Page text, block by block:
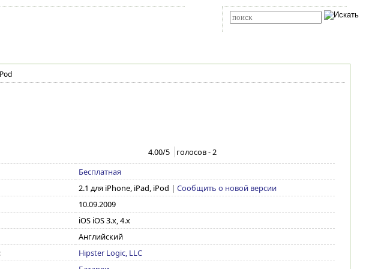
4.00/5 голосов -2
Бесплатная
2.1 для iPhone, iPad, iPod | Сообщить о новой версии
10.09.2009
iOS iOS 3.x, 4.x
Английский
Hipster Logic, LLC